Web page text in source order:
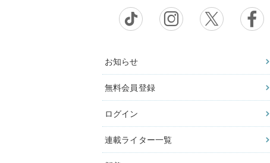
お知らせ
無料会員登録
ログイン
連載ライター一覧